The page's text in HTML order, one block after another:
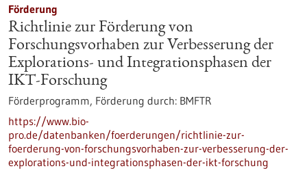
Förderung
Richtlinie zur Förderung von
Forschungsvorhaben zur Verbesserung der
Explorations- und Integrationsphasen der
IKT-Forschung
Förderprogramm, Förderung durch: BMFTR
https://www.bio-
pro.de/datenbanken/foerderungen/richtlinie-zur-
foerderung-von-forschungsvorhaben-zur-verbesserung-der-
explorations-und-integrationsphasen-der-ikt-forschung